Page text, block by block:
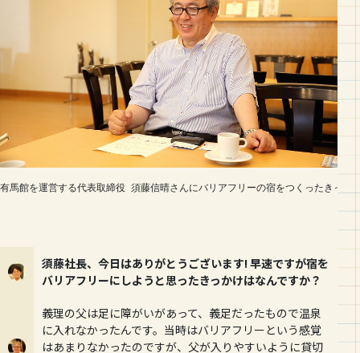
有馬館を運営する代表取締役 須藤信晴さんにバリアフリーの宿をつくったきっか
須藤社長、今日はありがとうございます! 早速ですが宿を
バリアフリーにしようと思ったきっかけはなんですか？
義理の父は足に障がいがあって、義足だったもので温泉
に入れなかったんです。当時はバリアフリーという感覚
はあまりなかったのですが、父が入りやすいように貸切